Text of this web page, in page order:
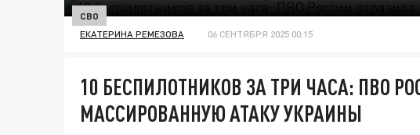
СВО
ЕКАТЕРИНА РЕМЕЗОВА 06 СЕНТЯБРЯ 2025 00:15
10 БЕСПИЛОТНИКОВ ЗА ТРИ ЧАСА: ПВО
МАССИРОВАННУЮ АТАКУ УКРАИНЫ